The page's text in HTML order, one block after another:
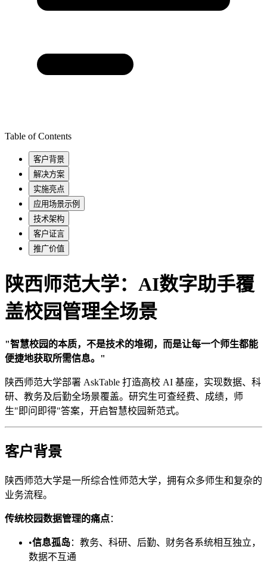
Table of Contents
客户背景
解决方案
实施亮点
应用场景示例
技术架构
客户证言
推广价值
陕西师范大学：AI数字助手覆
盖校园管理全场景
"智慧校园的本质，不是技术的堆砌，而是让每一个师生都能
便捷地获取所需信息。"
陕西师范大学部署 AskTable 打造高校 AI 基座，实现数据、科
研、教务及后勤全场景覆盖。研究生可查经费、成绩，师
生"即问即得"答案，开启智慧校园新范式。
客户背景
陕西师范大学是一所综合性师范大学，拥有众多师生和复杂的
业务流程。
传统校园数据管理的痛点：
•信息孤岛：教务、科研、后勤、财务各系统相互独立，
数据不互通